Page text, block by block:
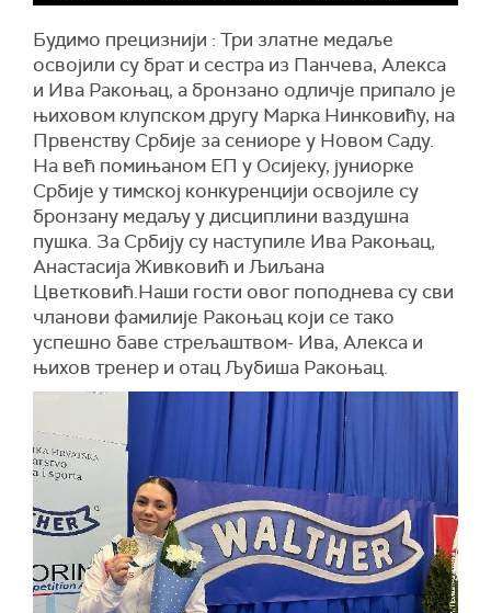
Будимо прецизнији : Три златне медаље
освојили су брат и сестра из Панчева, Алекса
и Ива Ракоњац, а бронзано одличје припало је
њиховом клупском другу Марка Нинковићу, на
Првенству Србије за сениоре у Новом Саду.
На већ помињаном ЕП у Осијеку, јуниорке
Србије у тимској конкуренцији освојиле су
бронзану медаљу у дисциплини ваздушна
пушка. За Србију су наступиле Ива Ракоњац,
Анастасија Живковић и Љиљана
Цветковић.Наши гости овог поподнева су сви
чланови фамилије Ракоњац који се тако
успешно баве стрељаштвом- Ива, Алекса и
њихов тренер и отац Љубиша Ракоњац.